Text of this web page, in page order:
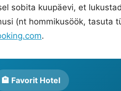
sobita kuupäevi, et
(nt hommikusöök, tasuta
.
🏨 Favorit Hotel